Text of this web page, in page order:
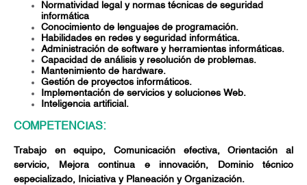
Normatividad legal y normas técnicas de seguridad
informática
Conocimiento de lenguajes de programación.
Habilidades en redes y seguridad informática.
Administración de software y herramientas informáticas.
Capacidad de análisis y resolución de problemas.
Mantenimiento de hardware.
Gestión de proyectos informáticos.
Implementación de servicios y soluciones Web.
Inteligencia artificial.
COMPETENCIAS:
Trabajo en equipo, Comunicación efectiva, Orientación al
servicio, Mejora continua e innovación, Dominio técnico
especializado, Iniciativa y Planeación y Organización.